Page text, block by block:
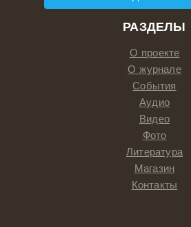
РАЗДЕЛЫ
О проекте
О журнале
События
Аудио
Видео
Фото
Литература
Магазин
Контакты